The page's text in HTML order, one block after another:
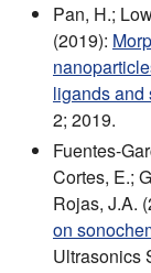
Pan, H.;
(2019):
ligands and
2; 2019.
Fuentes-
Cortes, E.;
Rojas, J.A.
on
Ultrasonics